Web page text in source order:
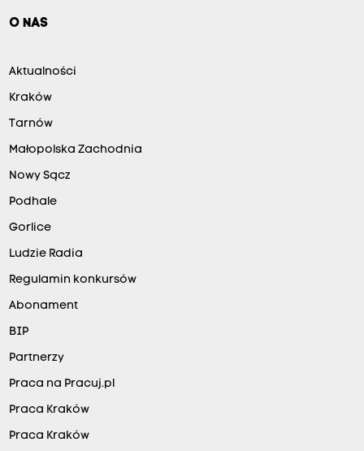
O NAS
Aktualności
Kraków
Tarnów
Małopolska Zachodnia
Nowy Sącz
Podhale
Gorlice
Ludzie Radia
Regulamin konkursów
Abonament
BIP
Partnerzy
Praca na Pracuj.pl
Praca Kraków
Praca Kraków